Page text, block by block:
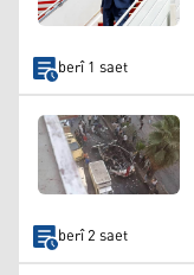
berî 1 saet
berî 2 saet